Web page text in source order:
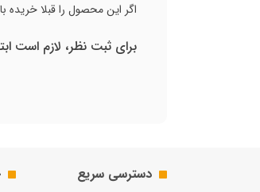
اگر این محصول را قبلا خریده
برای ثبت نظر، لازم است
دسترسی سریع